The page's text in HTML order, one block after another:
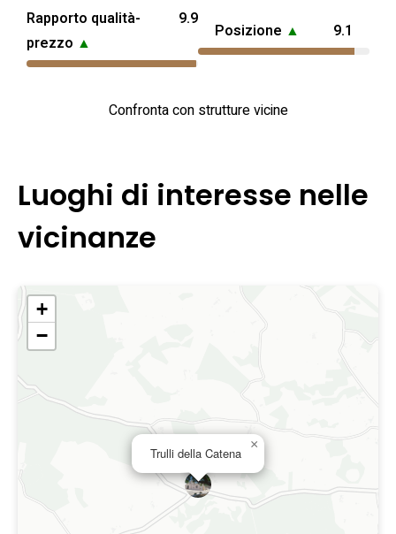
Rapporto qualità-
prezzo ▲
9.9
Posizione ▲ 9.1
Confronta con strutture vicine
Luoghi di interesse nelle
vicinanze
Trulli della Catena
×
+
−